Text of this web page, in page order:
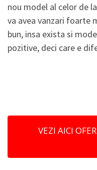
nou model al celor de
va avea vanzari foarte
bun, insa exista si
pozitive, deci care e
VEZI AICI